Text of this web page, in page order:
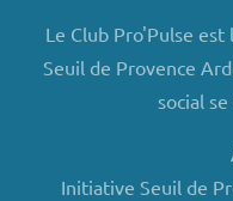
Le Club Pro'Pulse
Seuil de Provence
social
Initiative Seuil de